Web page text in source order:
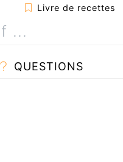
Livre de recettes
QUESTIONS